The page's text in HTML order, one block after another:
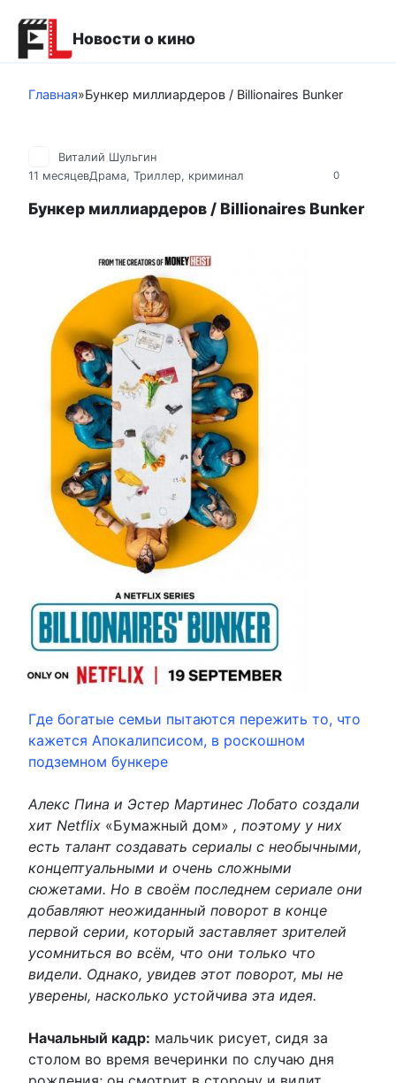
контенту
Новости о кино
Главная»Бункер миллиардеров / Billionaires Bunker
0
Виталий Шульгин
11 месяцевДрама, Триллер, криминал
Бункер миллиардеров / Billionaires Bunker
Где богатые семьи пытаются пережить то, что
кажется Апокалипсисом, в роскошном
подземном бункере
Алекс Пина и Эстер Мартинес Лобато создали
хит Netflix «Бумажный дом» , поэтому у них
есть талант создавать сериалы с необычными,
концептуальными и очень сложными
сюжетами. Но в своём последнем сериале они
добавляют неожиданный поворот в конце
первой серии, который заставляет зрителей
усомниться во всём, что они только что
видели. Однако, увидев этот поворот, мы не
уверены, насколько устойчива эта идея.
Начальный кадр: мальчик рисует, сидя за
столом во время вечеринки по случаю дня